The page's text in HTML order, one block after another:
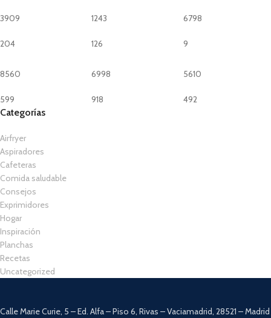
3909
204
1243
126
6798
9
8560
599
6998
918
5610
492
Categorías
Airfryer
Aspiradores
Cafeteras
Comida saludable
Consejos
Exprimidores
Hogar
Inspiración
Planchas
Recetas
Uncategorized
Calle Marie Curie, 5 – Ed. Alfa – Piso 6, Rivas – Vaciamadrid, 28521 – Madrid